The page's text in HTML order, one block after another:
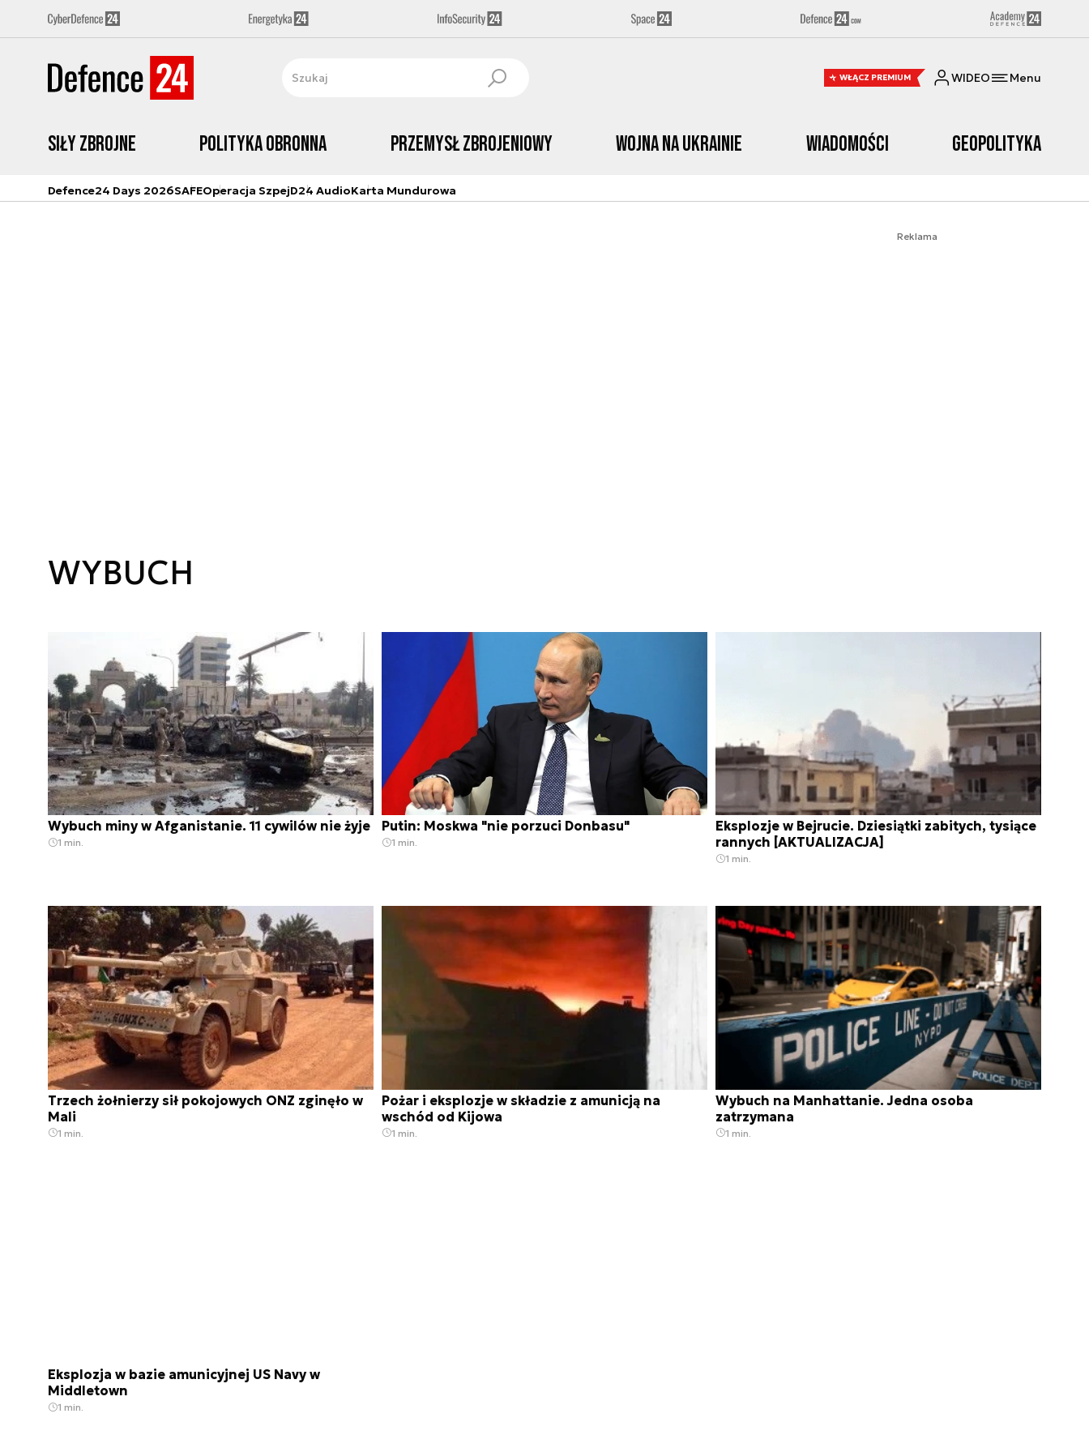
WŁĄCZ PREMIUM WIDEO Menu
Siły zbrojne Polityka obronna Przemysł Zbrojeniowy Wojna na Ukrainie Wiadomości Geopolityka
Defence24 Days 2026SAFEOperacja SzpejD24 AudioKarta Mundurowa
Reklama
WYBUCH
Wybuch miny w Afganistanie. 11 cywilów nie żyje
1 min.
Putin: Moskwa "nie porzuci Donbasu"
1 min.
Eksplozje w Bejrucie. Dziesiątki zabitych, tysiące
rannych [AKTUALIZACJA]
1 min.
Trzech żołnierzy sił pokojowych ONZ zginęło w
Mali
1 min.
Pożar i eksplozje w składzie z amunicją na
wschód od Kijowa
1 min.
Wybuch na Manhattanie. Jedna osoba
zatrzymana
1 min.
Eksplozja w bazie amunicyjnej US Navy w
Middletown
1 min.